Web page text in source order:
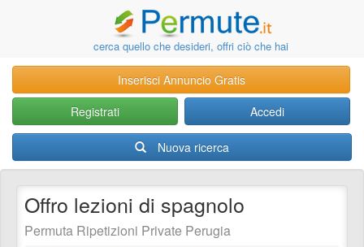
cerca quello che desideri, offri ciò che hai
Inserisci Annuncio Gratis
Registrati
Accedi
Nuova ricerca
Offro lezioni di spagnolo
Permuta Ripetizioni Private Perugia